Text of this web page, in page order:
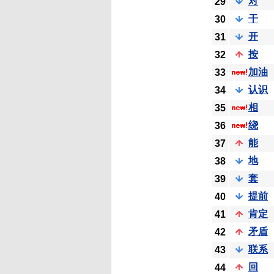
30
干
31
开
32
按
33
加油
34
认识
35
相
36
绕
37
能
38
地
39
套
40
提前
41
肯定
42
矛盾
43
联系
44
回